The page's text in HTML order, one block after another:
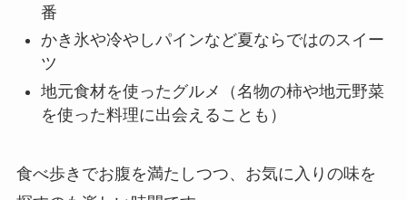
番
かき氷や冷やしパインなど夏ならではのスイー
ツ
地元食材を使ったグルメ（名物の柿や地元野菜
を使った料理に出会えることも）
食べ歩きでお腹を満たしつつ、お気に入りの味を